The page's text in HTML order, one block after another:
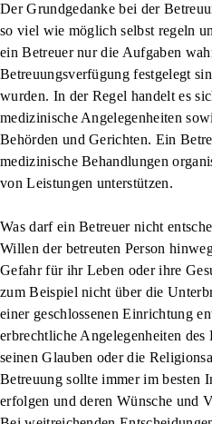
Der Grundgedanke bei der
so viel wie möglich selbst regeln
ein Betreuer nur die Aufgaben
Betreuungsverfügung festgelegt
wurden. In der Regel handelt es
medizinische Angelegenheiten
Behörden und Gerichten. Ein
medizinische Behandlungen
von Leistungen unterstützen.
Was darf ein Betreuer nicht
Willen der betreuten Person
Gefahr für ihr Leben oder ihre
zum Beispiel nicht über die
einer geschlossenen Einrichtung
erbrechtliche Angelegenheiten des
seinen Glauben oder die
Betreuung sollte immer im besten
erfolgen und deren Wünsche und